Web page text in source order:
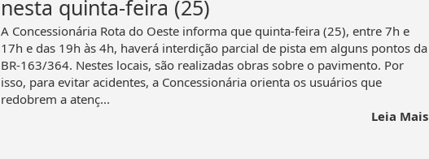
nesta quinta-feira (25)
A Concessionária Rota do Oeste informa que quinta-feira (25), entre 7h e
17h e das 19h às 4h, haverá interdição parcial de pista em alguns pontos da
BR-163/364. Nestes locais, são realizadas obras sobre o pavimento. Por
isso, para evitar acidentes, a Concessionária orienta os usuários que
redobrem a atenç...
Leia Mais